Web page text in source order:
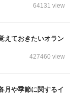
64131 view
えておきたいオラン
427460 view
月や季節に関するイ